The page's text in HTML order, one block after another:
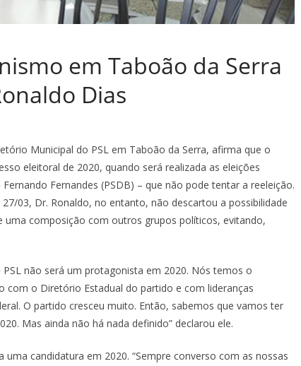
em Taboão da Serra
Dias
Municipal do PSL em Taboão da Serra, afirma que o
eleitoral de 2020, quando será realizada as eleições
Fernandes (PSDB) – que não pode tentar a reeleição.
03, Dr. Ronaldo, no entanto, não descartou a possibilidade
uma composição com outros grupos políticos, evitando,
não será um protagonista em 2020. Nós temos o
com o Diretório Estadual do partido e com lideranças
O partido cresceu muito. Então, sabemos que vamos ter
Mas ainda não há nada definido” declarou ele.
candidatura em 2020. “Sempre converso com as nossas